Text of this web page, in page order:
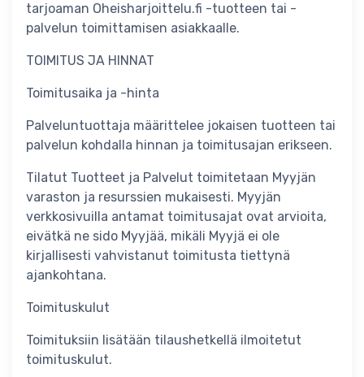
tarjoaman Oheisharjoittelu.fi -tuotteen tai -
palvelun toimittamisen asiakkaalle.
TOIMITUS JA HINNAT
Toimitusaika ja -hinta
Palveluntuottaja määrittelee jokaisen tuotteen tai
palvelun kohdalla hinnan ja toimitusajan erikseen.
Tilatut Tuotteet ja Palvelut toimitetaan Myyjän
varaston ja resurssien mukaisesti. Myyjän
verkkosivuilla antamat toimitusajat ovat arvioita,
eivätkä ne sido Myyjää, mikäli Myyjä ei ole
kirjallisesti vahvistanut toimitusta tiettynä
ajankohtana.
Toimituskulut
Toimituksiin lisätään tilaushetkellä ilmoitetut
toimituskulut.